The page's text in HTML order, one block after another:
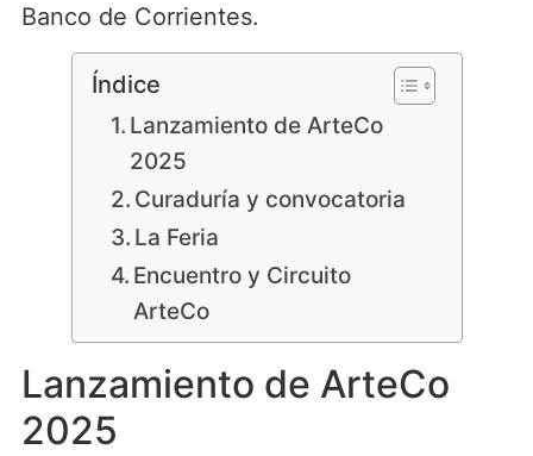
Banco de Corrientes.
Índice
Lanzamiento de ArteCo
2025
Curaduría y convocatoria
La Feria
Encuentro y Circuito
ArteCo
Lanzamiento de ArteCo
2025